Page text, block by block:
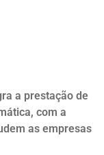
a prestação de
com a
as empresas